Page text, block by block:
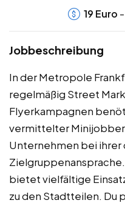
19 Euro -
Jobbeschreibung
In der Metropole
regelmäßig Street
Flyerkampagnen
vermittelter
Unternehmen bei ihrer
bietet vielfältige
zu den Stadtteilen. Du